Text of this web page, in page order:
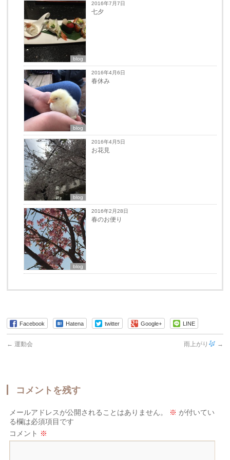
blog
2016年7月7日
七夕
blog
2016年4月6日
春休み
blog
2016年4月5日
お花見
blog
2016年2月28日
春のお便り
Facebook Hatena twitter Google+ LINE
← 運動会 雨上がり →
コメントを残す
メールアドレスが公開されることはありません。 ※ が付いてい
る欄は必須項目です
コメント ※